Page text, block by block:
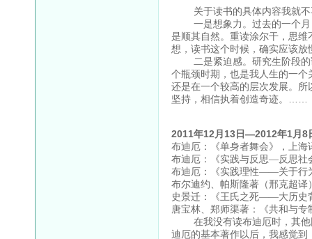
关于读书的具体内容我就不
一是想象力。过去的一个月
是顺其自然。重读涂尔干，思
想，读书这个时候，确实应该
二是紧迫感。研究生阶段的
个瓶颈时期，也是我人生的一
还是在一个较高的层次发展。
坚持，相信执着创造奇迹。……
2011年12月13日—2012年1月8
布迪厄：《单身者舞会》，上海
布迪厄：《实践与反思—反思社
布迪厄：《实践理性——关于行
布尔迪约、帕斯隆著（邢克超译
史景迁：《王氏之死——大历史
唐宝林、郑师渠著：《共和与
在我没有读布迪厄时，其他
迪厄的基本著作以后，我感觉